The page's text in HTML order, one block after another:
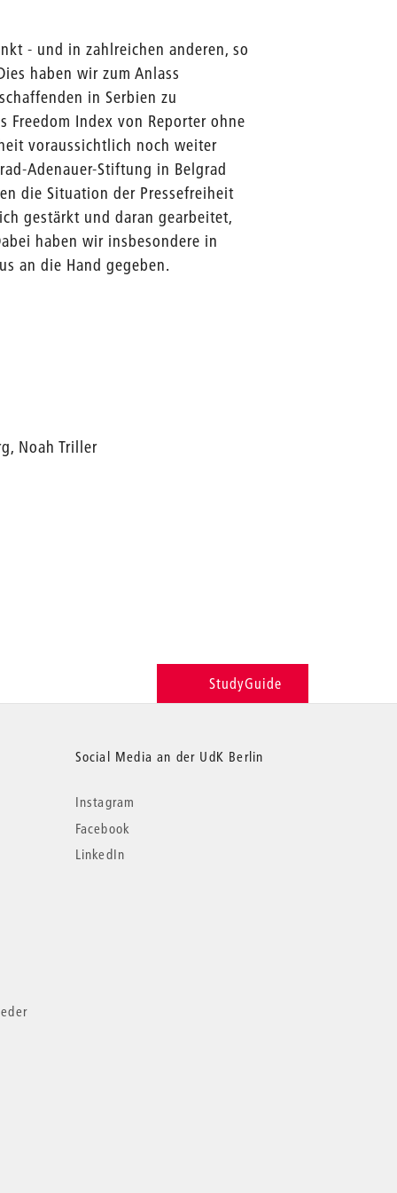
- und in zahlreichen anderen, so
haben wir zum Anlass
in Serbien zu
Freedom Index von Reporter ohne
voraussichtlich noch weiter
Adenauer-Stiftung in Belgrad
die Situation der Pressefreiheit
gestärkt und daran gearbeitet,
haben wir insbesondere in
an die Hand gegeben.
Noah Triller
StudyGuide
Social Media an der UdK Berlin
Instagram
Facebook
LinkedIn